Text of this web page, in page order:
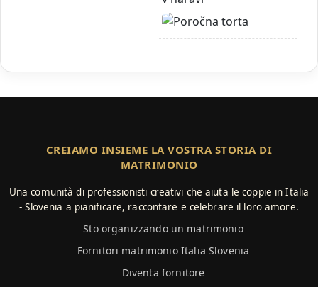
CREIAMO INSIEME LA VOSTRA STORIA DI
MATRIMONIO
Una comunità di professionisti creativi che aiuta le coppie in Italia
- Slovenia a pianificare, raccontare e celebrare il loro amore.
Sto organizzando un matrimonio
Fornitori matrimonio Italia Slovenia
Diventa fornitore